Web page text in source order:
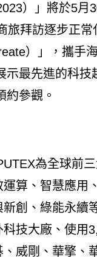
）」將於5
拜訪逐步正
）」，攜手
最先進的科技
約參觀。
為全球前
運算、智慧應用
新創、綠能永續
科技大廠、使用
、威剛、華擎、